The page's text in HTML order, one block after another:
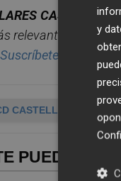
CASTELL ÓN
s relevantes del dí a
Suscríbete gratis al
CASTELLÓN
PUEDE
y